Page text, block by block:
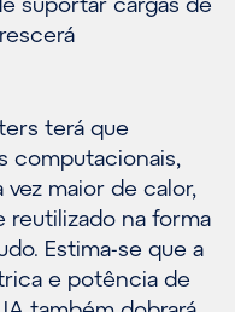
terá que
computacionais,
maior de calor,
reutilizado na forma
Estima-se que a
e potência de